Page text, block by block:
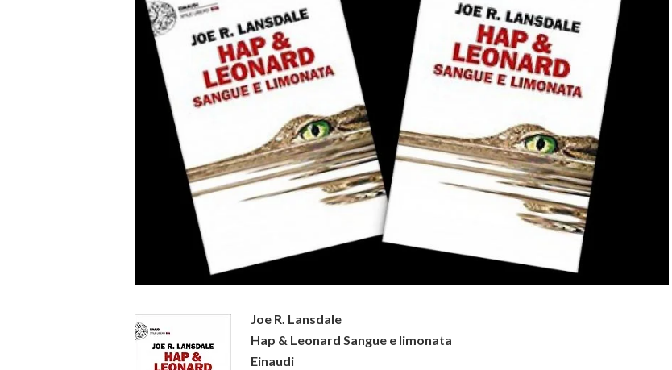
Joe R. Lansdale
Hap & Leonard Sangue e limonata
Einaudi